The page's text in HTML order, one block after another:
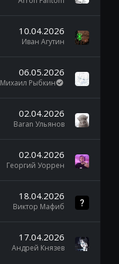
10.04.2026
Иван Агутин
06.05.2026
Михаил Рыбкин
02.04.2026
Baran Ульянов
02.04.2026
Георгий Уоррен
18.04.2026
Виктор Мафиб
17.04.2026
Андрей Князев